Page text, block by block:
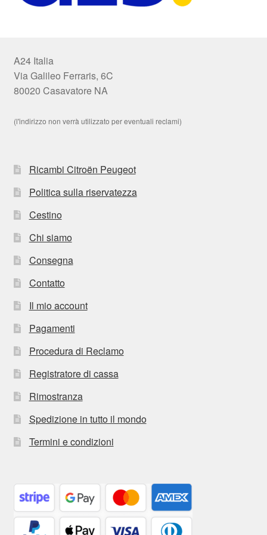
A24 Italia
Via Galileo Ferraris, 6C
80020 Casavatore NA
(l'indirizzo non verrà utilizzato per eventuali reclami)
Ricambi Citroën Peugeot
Politica sulla riservatezza
Cestino
Chi siamo
Consegna
Contatto
Il mio account
Pagamenti
Procedura di Reclamo
Registratore di cassa
Rimostranza
Spedizione in tutto il mondo
Termini e condizioni